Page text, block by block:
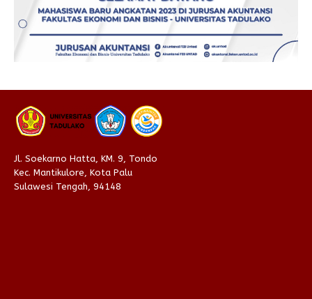
Jl. Soekarno Hatta, KM. 9, Tondo
Kec. Mantikulore, Kota Palu
Sulawesi Tengah, 94148